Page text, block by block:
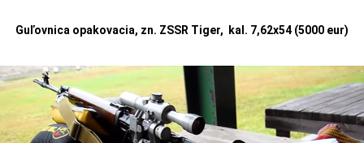
Guľovnica opakovacia, zn. ZSSR Tiger, kal. 7,62x54 (5000 eur)